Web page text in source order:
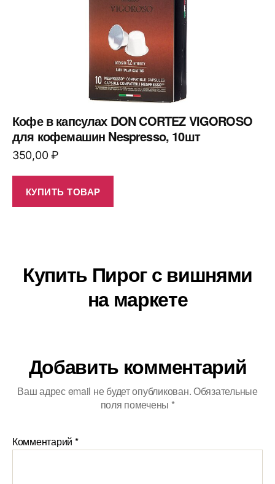
Кофе в капсулах DON CORTEZ VIGOROSO
для кофемашин Nespresso, 10шт
350,00₽
КУПИТЬ ТОВАР
Купить Пирог с вишнями
на маркете
Добавить комментарий
Ваш адрес email не будет опубликован.Обязательные
поля помечены *
Комментарий *